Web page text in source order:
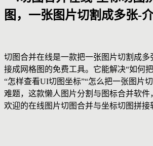
图，一张图片切割成多张-
切图合并在线是一款把一张图片切割成多
接成网格图的免费工具。它能解决“如何
“怎样查看UI切图坐标”“怎么把一张图片
难题，这款懒人图片分割与图标合并软件
欢迎的在线图片切图合并与坐标切图拼接